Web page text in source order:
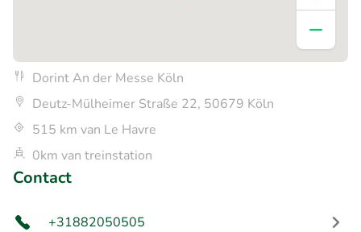
Dorint An der Messe Köln
Deutz-Mülheimer Straße 22, 50679 Köln
515 km van Le Havre
0km van treinstation
Contact
+31882050505